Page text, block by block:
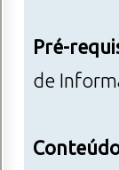
Pré-
de